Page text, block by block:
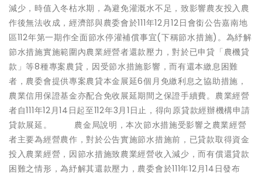
減少，時值入冬枯水期，為避免灌溉水不足，致影響農友投入農
作後無法收成，經濟部與農委會於111年12月12日會銜公告嘉南地
區112年第一期作全面節水停灌補償事宜(下稱節水措施)。為紓解
節水措施實施範圍內農業經營者還款壓力，對於已申貸「農機貸
款」等8種專案農貸，因受節水措施影響，而有還本繳息困難
者，農委會提供專案農貸本金展延6個月免繳利息之協助措施，
農業信用保證基金亦配合免收展延期間之保證手續費。農業經營
者自111年12月14日起至112年3月1日止，得向原貸款經辦機構申請
貸款展延。 農金局說明，本次節水措施受影響之農業經營
者主要為經營農作，對於公告實施節水措施前，已貸款取得資金
投入農業經營，因節水措施致農業經營收入減少，而有償還貸款
困難之情形，為紓解其還款壓力，農委會於111年12月14日發布